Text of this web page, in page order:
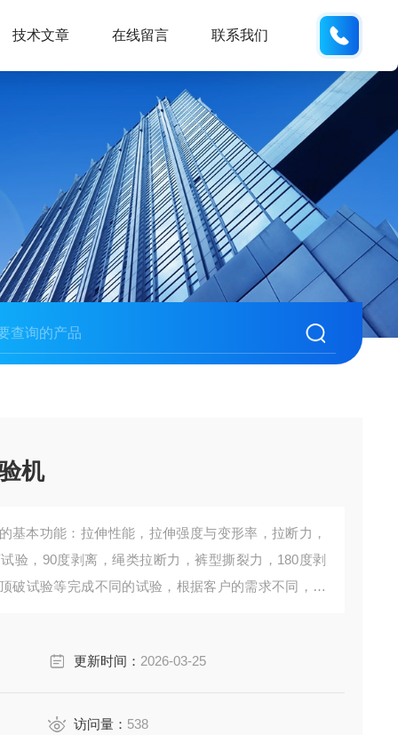
技术文章 在线留言 联系我们
机
基本功能：拉伸性能，拉伸强度与变形率，拉断力，
验，90度剥离，绳类拉断力，裤型撕裂力，180度剥
破试验等完成不同的试验，根据客户的需求不同，可
更新时间： 2026-03-25
访问量： 538